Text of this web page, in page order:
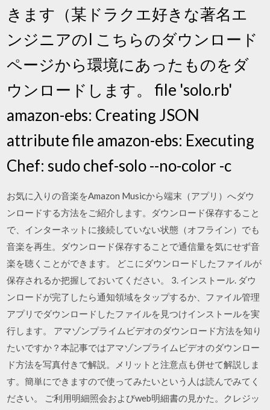
きます（某ドラクエ好きな著名エ
ンジニアのI こちらのダウンロード
ページから環境にあったものをダ
ウンロードします。 file 'solo.rb'
amazon-ebs: Creating JSON
attribute file amazon-ebs: Executing
Chef: sudo chef-solo --no-color -c
お気に入りの音楽をAmazon Musicから端末（アプリ）へダウ
ンロードする方法をご紹介します。ダウンロード保存すること
で、インターネットに接続していない状態（オフライン）でも
音楽を再生。ダウンロード保存することで通信量を気にせず音
楽を聴くことができます。 どこにダウンロードしたファイルが
保存されるか把握しておいてください。 3. インストール. ダウ
ンロードが完了したら通知領域をタップするか、ファイル管理
アプリでダウンロードしたファイルを見つけインストールを実
行します。 アマゾンプライムビデオのダウンロード方法を知り
たいですか？本記事ではアマゾンプライムビデオのダウンロー
ド方法を写真付きで解説。メリットと注意点も併せて解説しま
す。簡単にできますので使ってみたいという人は読んでみてく
ださい。 ご利用明細照会およびweb明細書の見かた。クレジッ